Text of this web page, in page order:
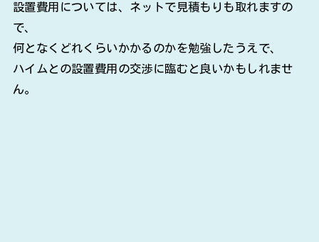
設置費用については、ネットで見積もりも取れますの
で、
何となくどれくらいかかるのかを勉強したうえで、
ハイムとの設置費用の交渉に臨むと良いかもしれませ
ん。